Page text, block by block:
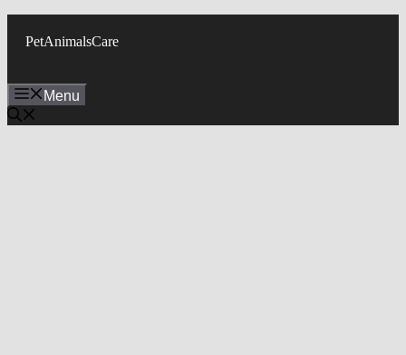
PetAnimalsCare
Menu